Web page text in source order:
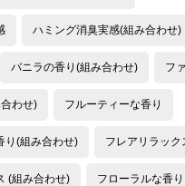
ハミング消臭実感(組み合わせ)
バニラの香り(組み合わせ) フ
わせ) フルーティーな香り
り(組み合わせ) フレアリラック
(組み合わせ) フローラルな香り